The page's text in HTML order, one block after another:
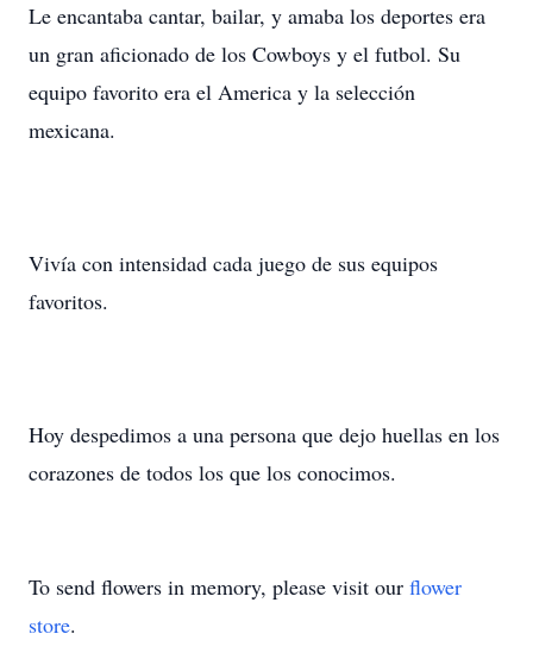
Le encantaba cantar, bailar, y amaba los deportes era
un gran aficionado de los Cowboys y el futbol. Su
equipo favorito era el America y la selección
mexicana.
Vivía con intensidad cada juego de sus equipos
favoritos.
Hoy despedimos a una persona que dejo huellas en los
corazones de todos los que los conocimos.
To send flowers in memory, please visit our flower
store.